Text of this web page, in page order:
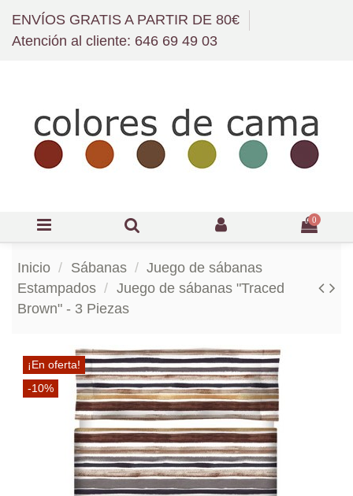
ENVÍOS GRATIS A PARTIR DE 80€
Atención al cliente: 646 69 49 03
0
Inicio Sábanas
Juego de sábanas
Estampados
Juego de sábanas "Traced
Brown" - 3 Piezas
¡En oferta!
-10%